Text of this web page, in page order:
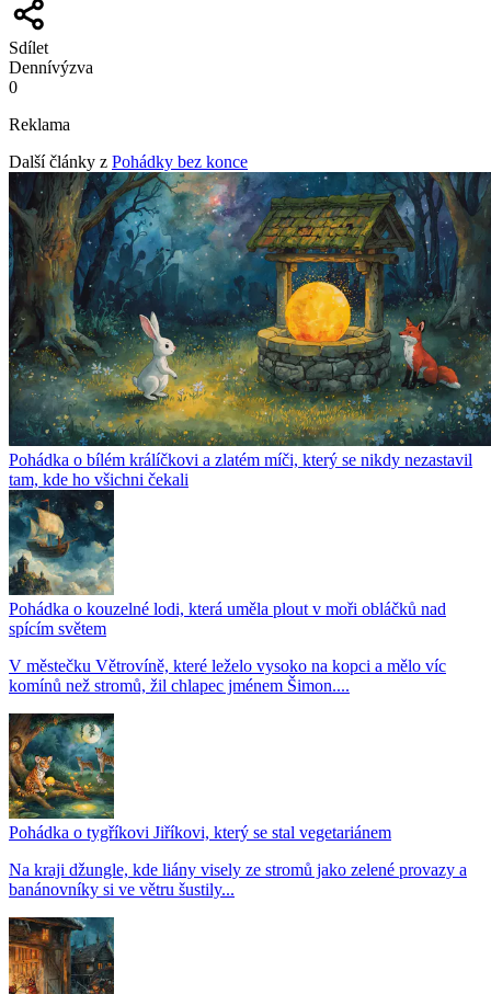
Sdílet
Dennívýzva
0
Reklama
Další články z Pohádky bez konce
Pohádka o bílém králíčkovi a zlatém míči, který se nikdy nezastavil
tam, kde ho všichni čekali
Pohádka o kouzelné lodi, která uměla plout v moři obláčků nad
spícím světem
V městečku Větrovíně, které leželo vysoko na kopci a mělo víc
komínů než stromů, žil chlapec jménem Šimon....
Pohádka o tygříkovi Jiříkovi, který se stal vegetariánem
Na kraji džungle, kde liány visely ze stromů jako zelené provazy a
banánovníky si ve větru šustily...